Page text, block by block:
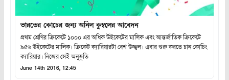
ভারতের কোচের জন্য অনিল কুম্বলের আবেদন
প্রথম শ্রেণির ক্রিকেটে ১০০০ এর অধিক উইকেটের মালিক এবং আন্তর্জাতিক ক্রিকেটে
৯৫৬ উইকেটের মালিক। ক্রিকেট ক্যারিয়ারটা বেশ উজ্জ্বল। এবার শুরু করতে চান কোচিং
ক্যারিয়ার। নিজের সেই অনুভূতি
June 14th 2016, 12:45